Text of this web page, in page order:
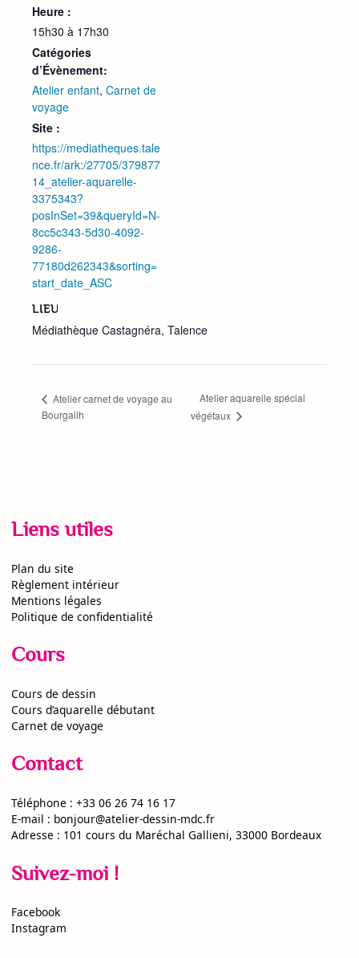
Heure :
15h30 à 17h30
Catégories
d’Évènement:
Atelier enfant, Carnet de
voyage
Site :
https://mediatheques.tale
nce.fr/ark:/27705/379877
14_atelier-aquarelle-
3375343?
posInSet=39&queryId=N-
8cc5c343-5d30-4092-
9286-
77180d262343&sorting=
start_date_ASC
LIEU
Médiathèque Castagnéra, Talence
Atelier carnet de voyage au
Bourgailh
Atelier aquarelle spécial
végétaux
Liens utiles
Plan du site
Règlement intérieur
Mentions légales
Politique de confidentialité
Cours
Cours de dessin
Cours d’aquarelle débutant
Carnet de voyage
Contact
Téléphone : +33 06 26 74 16 17
E-mail : bonjour@atelier-dessin-mdc.fr
Adresse : 101 cours du Maréchal Gallieni, 33000 Bordeaux
Suivez-moi !
Facebook
Instagram